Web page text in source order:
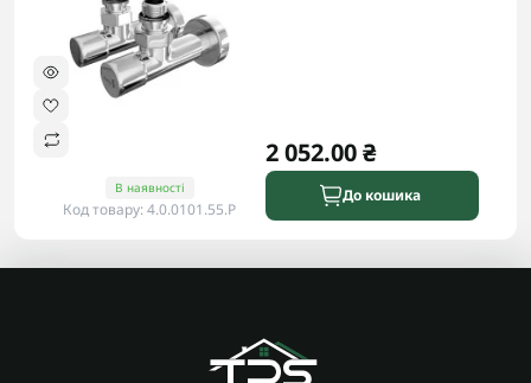
В наявності
Код товару: 4.0.0101.55.P
2 052.00 ₴
До кошика